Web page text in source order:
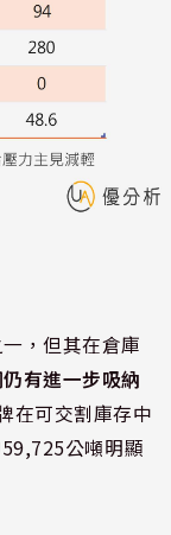
，但其在倉庫
有進一步吸納
在可交割庫存中
公噸明顯